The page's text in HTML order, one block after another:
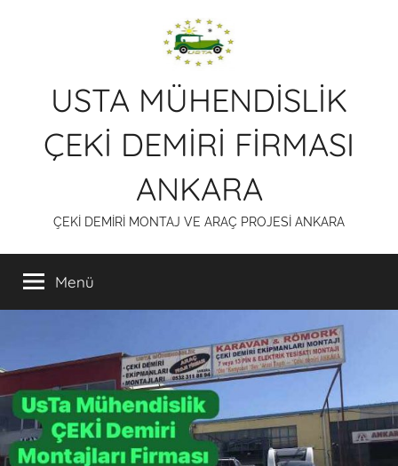
USTA MÜHENDİSLİK
ÇEKİ DEMİRİ FİRMASI
ANKARA
ÇEKİ DEMİRİ MONTAJ VE ARAÇ PROJESİ ANKARA
Menü